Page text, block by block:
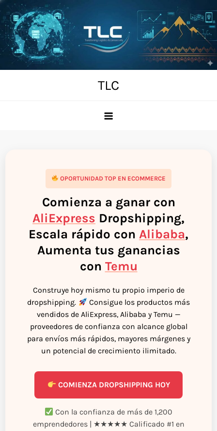
Skip
to
content
TLC
OPORTUNIDAD TOP EN ECOMMERCE
Comienza a ganar con
AliExpress Dropshipping,
Escala rápido con Alibaba,
Aumenta tus ganancias
con Temu
Construye hoy mismo tu propio imperio de
dropshipping.
Consigue los productos más
vendidos de AliExpress, Alibaba y Temu —
proveedores de confianza con alcance global
para envíos más rápidos, mayores márgenes y
un potencial de crecimiento ilimitado.
COMIENZA DROPSHIPPING HOY
Con la confianza de más de 1,200
emprendedores | ★★★★★ Calificado #1 en